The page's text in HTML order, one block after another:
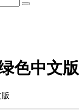
色中文版